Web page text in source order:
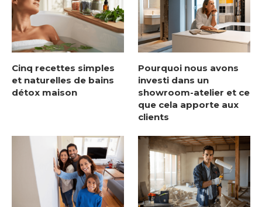
Cinq recettes simples
et naturelles de bains
détox maison
Pourquoi nous avons
investi dans un
showroom-atelier et ce
que cela apporte aux
clients